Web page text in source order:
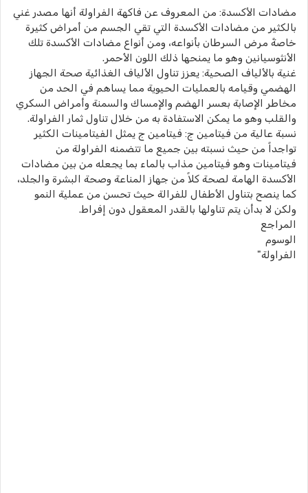
مضادات الأكسدة: من المعروف عن فاكهة الفراولة أنها مصدر غني
بالكثير من مضادات الأكسدة التي تقي الجسم من أمراض كثيرة
خاصةً مرض السرطان بأنواعه، ومن أنواع مضادات الأكسدة تلك
الأنثوسيانين وهو ما يمنحها ذلك اللون الأحمر.
غنية بالألياف الصحية: يعزز تناول الألياف الغذائية صحة الجهاز
الهضمي وقيامه بالعمليات الحيوية مما يساهم في الحد من
مخاطر الإصابة بعسر الهضم والإمساك والسمنة وأمراض السكري
والقلب وهو ما يمكن الاستفادة به من خلال تناول ثمار الفراولة.
نسبة عالية من فيتامين ج: فيتامين ج يمثل الفيتامينات الكثير
تواجداً من حيث نسبته بين جميع ما تتضمنه الفراولة من
فيتامينات وهو فيتامين مذاب بالماء بما يجعله من بين مضادات
الأكسدة الهامة لصحة كلاً من جهاز المناعة وصحة البشرة والجلد،
كما ينصح بتناول الأطفال للفرالة حيث تحسن من عملية النمو
ولكن لا بدأن يتم تناولها بالقدر المعقول دون إفراط.
المراجع
الوسوم
الفراولة"